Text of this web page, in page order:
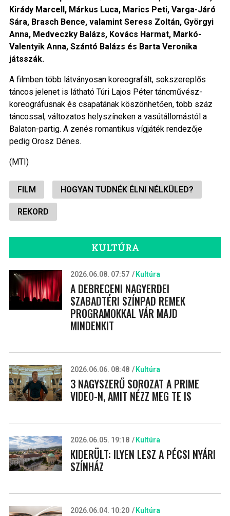
Kirády Marcell, Márkus Luca, Marics Peti, Varga-Járó
Sára, Brasch Bence, valamint Seress Zoltán, Györgyi
Anna, Medveczky Balázs, Kovács Harmat, Markó-
Valentyik Anna, Szántó Balázs és Barta Veronika
játsszák.
A filmben több látványosan koreografált, sokszereplős
táncos jelenet is látható Túri Lajos Péter táncművész-
koreográfusnak és csapatának köszönhetően, több száz
táncossal, változatos helyszíneken a vasútállomástól a
Balaton-partig. A zenés romantikus vígjáték rendezője
pedig Orosz Dénes.
(MTI)
FILM HOGYAN TUDNÉK ÉLNI NÉLKÜLED?
REKORD
KULTÚRA
2026.06.08. 07:57 Kultúra
A DEBRECENI NAGYERDEI
SZABADTÉRI SZÍNPAD REMEK
PROGRAMOKKAL VÁR MAJD
MINDENKIT
2026.06.06. 08:48 Kultúra
3 NAGYSZERŰ SOROZAT A PRIME
VIDEO-N, AMIT NÉZZ MEG TE IS
2026.06.05. 19:18 Kultúra
KIDERÜLT: ILYEN LESZ A PÉCSI NYÁRI
SZÍNHÁZ
2026.06.04. 10:20 Kultúra